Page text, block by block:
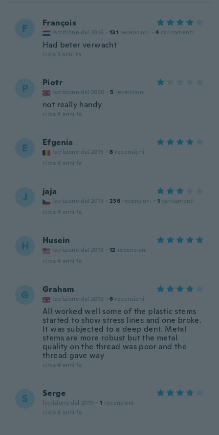
F François
Iscrizione dal 2016 · 131 recensioni · 4 caricamenti
Had beter verwacht
circa 3 anni fa
P Piotr
Iscrizione dal 2020 · 5 recensioni
not really handy
circa 4 anni fa
E Efgenia
Iscrizione dal 2015 · 8 recensioni
circa 4 anni fa
J jaja
Iscrizione dal 2016 · 236 recensioni · 1 caricamenti
circa 4 anni fa
H Husein
Iscrizione dal 2018 · 12 recensioni
circa 4 anni fa
G Graham
Iscrizione dal 2019 · 6 recensioni
All worked well some of the plastic stems
started to show stress lines and one broke.
It was subjected to a deep dent. Metal
stems are more robust but the metal
quality on the thread was poor and the
thread gave way
circa 4 anni fa
S Serge
Iscrizione dal 2019 · 1 recensioni
circa 4 anni fa